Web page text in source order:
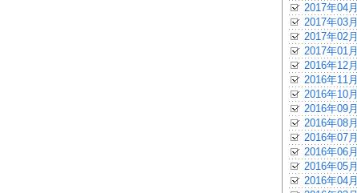
2017年04月
2017年03月
2017年02月
2017年01月
2016年12月
2016年11月
2016年10月
2016年09月
2016年08月
2016年07月
2016年06月
2016年05月
2016年04月